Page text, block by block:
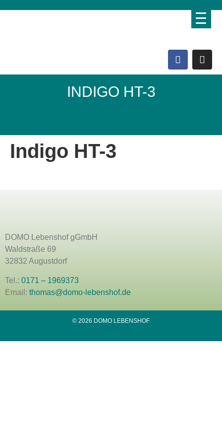
INDIGO HT-3
Indigo HT-3
DOMO Lebenshof gGmbH
Waldstraße 69
32832 Augustdorf
Tel.: 0171 – 1969373
Email: thomas@domo-lebenshof.de
© 2026 DOMO LEBENSHOF